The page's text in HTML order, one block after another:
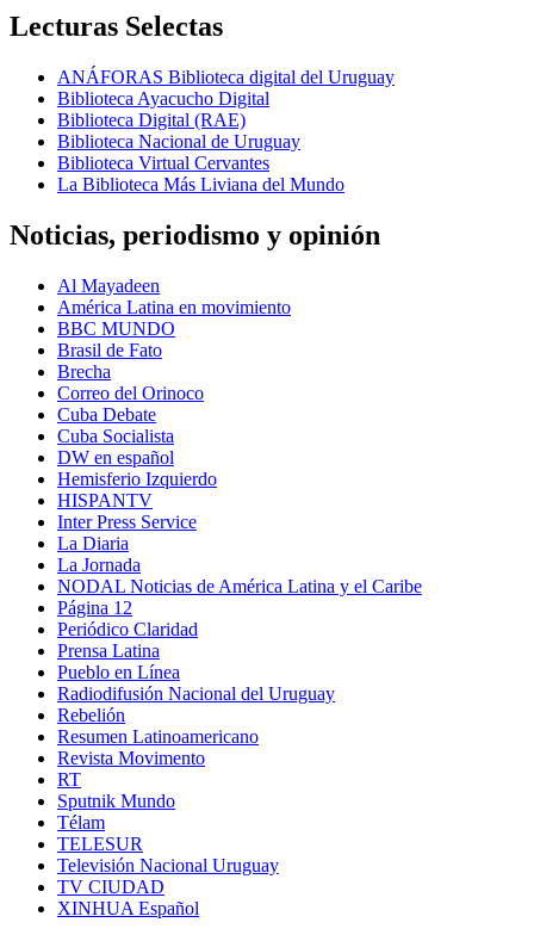
Lecturas Selectas
ANÁFORAS Biblioteca digital del Uruguay
Biblioteca Ayacucho Digital
Biblioteca Digital (RAE)
Biblioteca Nacional de Uruguay
Biblioteca Virtual Cervantes
La Biblioteca Más Liviana del Mundo
Noticias, periodismo y opinión
Al Mayadeen
América Latina en movimiento
BBC MUNDO
Brasil de Fato
Brecha
Correo del Orinoco
Cuba Debate
Cuba Socialista
DW en español
Hemisferio Izquierdo
HISPANTV
Inter Press Service
La Diaria
La Jornada
NODAL Noticias de América Latina y el Caribe
Página 12
Periódico Claridad
Prensa Latina
Pueblo en Línea
Radiodifusión Nacional del Uruguay
Rebelión
Resumen Latinoamericano
Revista Movimento
RT
Sputnik Mundo
Télam
TELESUR
Televisión Nacional Uruguay
TV CIUDAD
XINHUA Español